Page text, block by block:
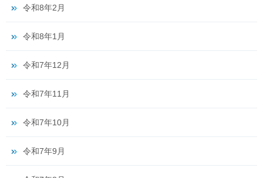
令和8年2月
令和8年1月
令和7年12月
令和7年11月
令和7年10月
令和7年9月